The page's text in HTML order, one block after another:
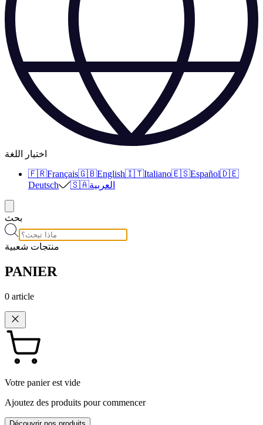
اختيار اللغة
🇫🇷Français🇬🇧English🇮🇹Italiano🇪🇸Español🇩🇪
Deutsch
🇸🇦العربية
بحث
منتجات شعبية
PANIER
0 article
Votre panier est vide
Ajoutez des produits pour commencer